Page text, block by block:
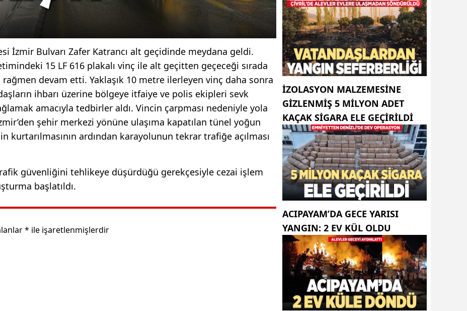
İzmir Bulvarı Zafer Katrancı alt geçidinde meydana geldi.
15 LF 616 plakalı vinç ile alt geçitten geçeceği sırada
devam etti. Yaklaşık 10 metre ilerleyen vinç daha sonra
ihbarı üzerine bölgeye itfaiye ve polis ekipleri sevk
amacıyla tedbirler aldı. Vincin çarpması nedeniyle yola
şehir merkezi yönüne ulaşıma kapatılan tünel yoğun
kurtarılmasının ardından karayolunun tekrar trafiğe açılması
güvenliğini tehlikeye düşürdüğü gerekçesiyle cezai işlem
başlatıldı.
* ile işaretlenmişlerdir
İZOLASYON MALZEMESINE
GIZLENMIŞ 5 MILYON ADET
KAÇAK SIGARA ELE GEÇIRILDI
ACIPAYAM’DA GECE YARISI
YANGIN: 2 EV KÜL OLDU